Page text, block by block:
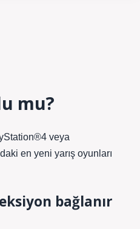
mu?
veya
en yeni yarış oyunları
bağlanır